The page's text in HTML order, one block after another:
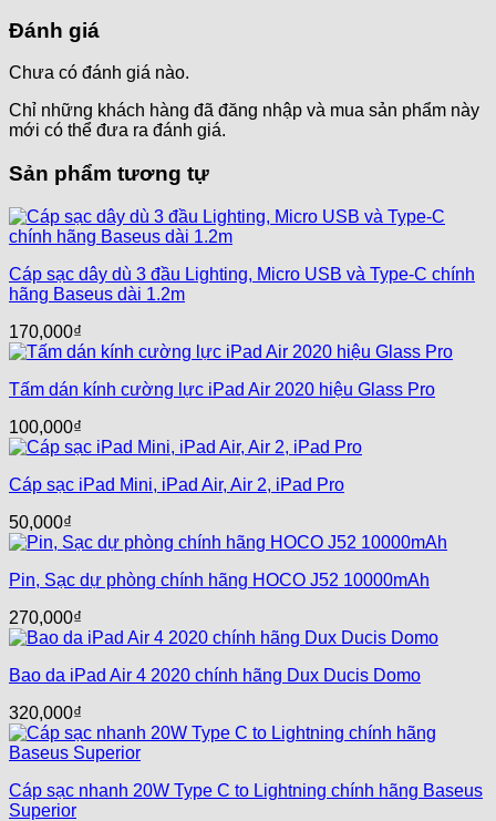
Đánh giá
Chưa có đánh giá nào.
Chỉ những khách hàng đã đăng nhập và mua sản phẩm này
mới có thể đưa ra đánh giá.
Sản phẩm tương tự
Cáp sạc dây dù 3 đầu Lighting, Micro USB và Type-C chính
hãng Baseus dài 1.2m
170,000₫
Tấm dán kính cường lực iPad Air 2020 hiệu Glass Pro
100,000₫
Cáp sạc iPad Mini, iPad Air, Air 2, iPad Pro
50,000₫
Pin, Sạc dự phòng chính hãng HOCO J52 10000mAh
270,000₫
Bao da iPad Air 4 2020 chính hãng Dux Ducis Domo
320,000₫
Cáp sạc nhanh 20W Type C to Lightning chính hãng Baseus
Superior